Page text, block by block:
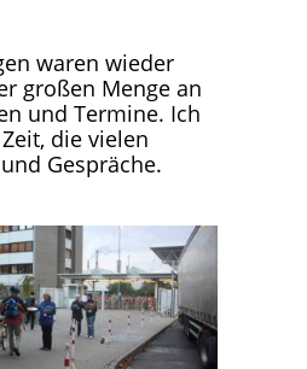
waren wieder
großen Menge an
und Termine. Ich
die vielen
Gespräche.